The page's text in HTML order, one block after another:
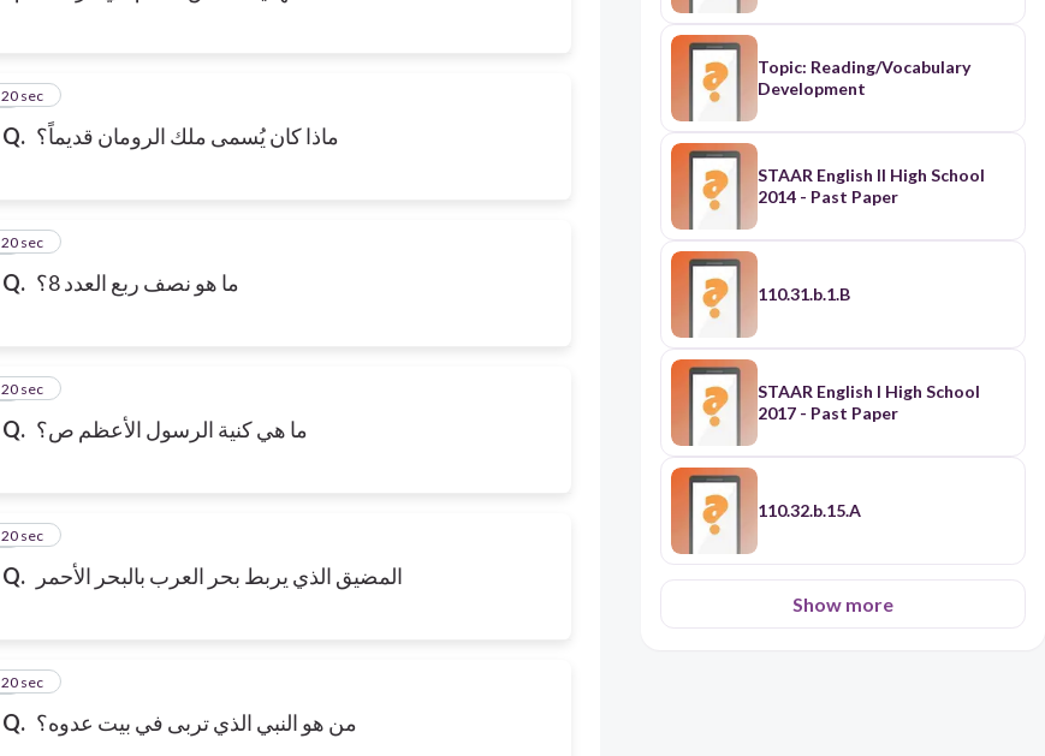
Q. ماذا كان يُسمى ملك الرومان قديماً؟
3
20 sec
Q. ما هو نصف ربع العدد 8؟
4
20 sec
Q. ما هي كنية الرسول الأعظم ص؟
5
20 sec
Q. المضيق الذي يربط بحر العرب بالبحر الأحمر
6
20 sec
Q. من هو النبي الذي تربى في بيت عدوه؟
7
20 sec
أَجْمَلَ لُعَبَكِ يا رِحابُ! إِنَّكِ تُحْسِنينَ
فَقالَتْ أَميرَةُ: «حَسَنًا، إِنَّها لُعْبَتي
المُفَضَّلَةُ». قَضَتِ البِنْتانِ وَقْتًا جَميلًا في
اللَّعِبِ، ثُمَّ أَعادَتْ رِحابُ لُعَبَها إِلَى
Topic: Reading/Vocabulary
Development
STAAR English II High School
2014 - Past Paper
110.31.b.1.B
STAAR English I High School
2017 - Past Paper
110.32.b.15.A
Show more